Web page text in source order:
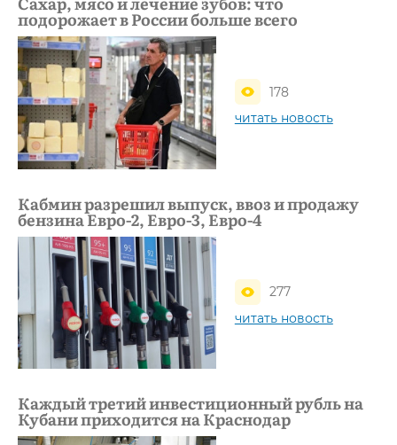
подорожает в России больше всего
178
читать новость
Кабмин разрешил выпуск, ввоз и продажу
бензина Евро-2, Евро-3, Евро-4
277
читать новость
Каждый третий инвестиционный рубль на
Кубани приходится на Краснодар